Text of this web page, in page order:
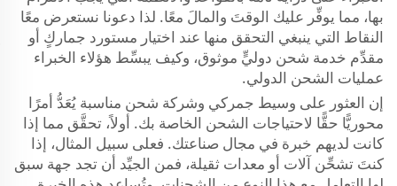
بها، مما يوفِّر عليك الوقتَ والمالَ معًا. لذا دعونا نستعرض معًا
النقاط التي ينبغي التحقق منها عند اختيار مستورد جماركٍ أو
مقدِّم خدمة شحن دوليٍّ موثوق، وكيف يبسِّط هؤلاء الخبراء
عمليات الشحن الدولي.
إن العثور على وسيط جمركي وشركة شحن مناسبة يُعَدُّ أمرًا
محوريًّا حقًّا لاحتياجات الشحن الخاصة بك. أولاً، تحقَّق مما إذا
كانت لديهم خبرة في مجال صناعتك. فعلى سبيل المثال، إذا
كنتَ تشحِّن آلات أو معدات ثقيلة، فمن الجيِّد أن تجد جهة سبق